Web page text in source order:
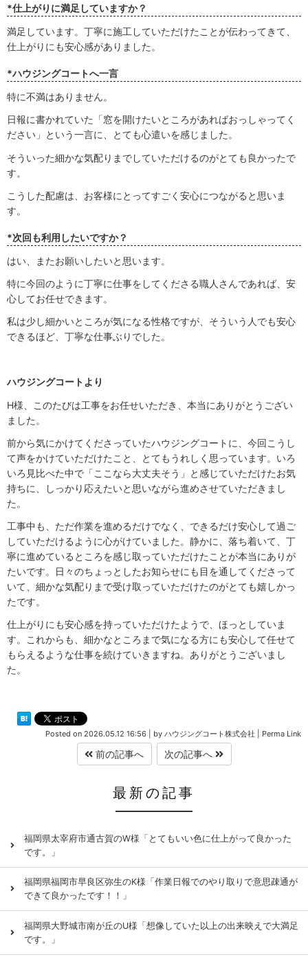
*仕上がりに満足していますか？
満足しています。丁寧に施工していただけたことが伝わってきて、
仕上がりにも安心感がありました。
*ハウジングコートへ一言
特に不満はありません。
日報に書かれていた「窓を開けたいところがあればおっしゃってく
ださい」という一言に、とても心遣いを感じました。
そういった細かな気配りまでしていただけるのがとても良かったで
す。
こうした配慮は、お客様にとってすごく安心につながると思いま
す。
*次回も利用したいですか？
はい、またお願いしたいと思います。
特に今回のように丁寧に仕事をしてくださる職人さんであれば、安
心してお任せできます。
私は少し細かいところが気になる性格ですが、そういう人でも安心
できるほど、丁寧な仕事ぶりでした。
ハウジングコートより
H様、このたびは工事をお任せいただき、本当にありがとうござい
ました。
前から気にかけてくださっていたハウジングコートに、今回こうし
て声をかけていただけたこと、とてもうれしく思っています。いろ
いろ見比べた中で「ここなら大丈夫そう」と感じていただけたお気
持ちに、しっかり応えたいと思いながら進めさせていただきまし
た。
工事中も、ただ作業を進めるだけでなく、できるだけ安心して過ご
していただけるように心がけていました。静かに、落ち着いて、丁
寧に進めているところを感じ取っていただけたことが本当にありが
たいです。日々のちょっとしたお知らせにも目を通してくださって
いて、細かな気配りまで受け取っていただけたのがとても嬉しかっ
たです。
仕上がりにも安心感を持っていただけたようで、ほっとしていま
す。これからも、細かなところまで気になる方にも安心して任せて
もらえるような仕事を続けていきますね。ありがとうございまし
た。
Posted on 2026.05.12 16:56 by ハウジングコート株式会社 Perma Link
前の記事へ 次の記事へ
最新の記事
福岡県太宰府市通古賀のW様「とてもいい色に仕上がって良かった
です。」
福岡県福岡市早良区弥生のK様「作業日報でのやり取りで意思疎通が
できて良かったです！！」
福岡県大野城市南が丘のU様「想像していた以上の出来映えで大満足
です。」